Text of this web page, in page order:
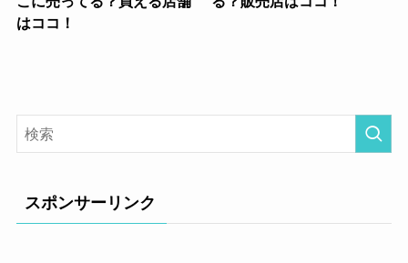
はココ！
スポンサーリンク